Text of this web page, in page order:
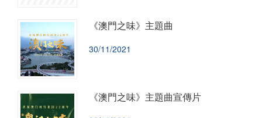
《澳門之味》主題曲
30/11/2021
《澳門之味》主題曲宣傳片